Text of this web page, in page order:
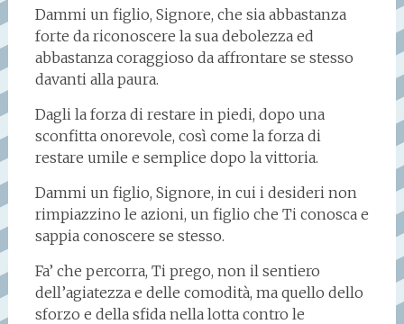
Dammi un figlio, Signore, che sia abbastanza
forte da riconoscere la sua debolezza ed
abbastanza coraggioso da affrontare se stesso
davanti alla paura.
Dagli la forza di restare in piedi, dopo una
sconfitta onorevole, così come la forza di
restare umile e semplice dopo la vittoria.
Dammi un figlio, Signore, in cui i desideri non
rimpiazzino le azioni, un figlio che Ti conosca e
sappia conoscere se stesso.
Fa’ che percorra, Ti prego, non il sentiero
dell’agiatezza e delle comodità, ma quello dello
sforzo e della sfida nella lotta contro le